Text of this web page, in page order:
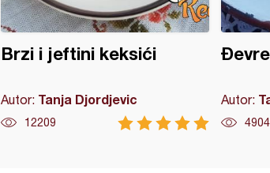
Brzi i jeftini keksići
Autor: Tanja Djordjevic
12209
Autor:
4904